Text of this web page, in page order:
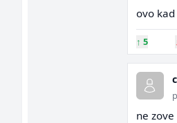
ovo
↑ 5
ne